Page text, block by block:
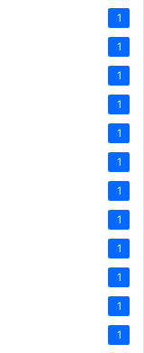
1
1
1
1
1
1
1
1
1
1
1
1